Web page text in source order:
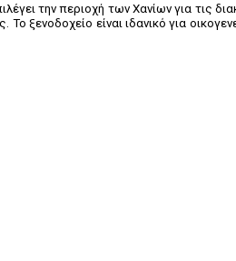
την περιοχή των Χανίων για τις
ξενοδοχείο είναι ιδανικό για